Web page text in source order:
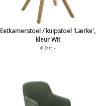
Eetkamerstoel / kuipstoel 'Lærke',
kleur Wit
€ 86,-